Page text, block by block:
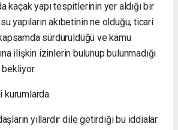
kaçak yapı tespitlerinin yer aldığı bir
yapıların akıbetinin ne olduğu, ticari
sürdürüldüğü ve kamu
ilişkin izinlerin bulunup bulunmadığı
bekliyor.
yıllardır dile getirdiği bu iddialar